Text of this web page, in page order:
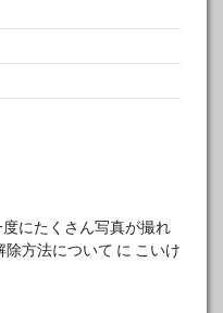
度にたくさん写真が撮れ
除方法について に こいけ